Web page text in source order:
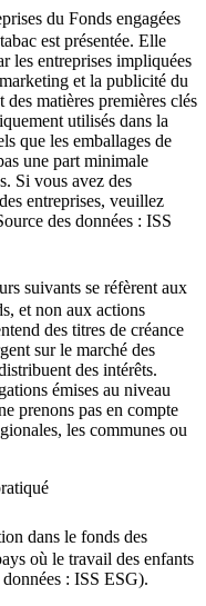
du Fonds engagées
est présentée. Elle
les entreprises impliquées
et la publicité du
matières premières clés
utilisés dans la
que les emballages de
une part minimale
Si vous avez des
entreprises, veuillez
des données : ISS
suivants se réfèrent aux
et non aux actions
des titres de créance
sur le marché des
des intérêts.
émises au niveau
prenons pas en compte
les communes ou
dans le fonds des
où le travail des enfants
: ISS ESG).